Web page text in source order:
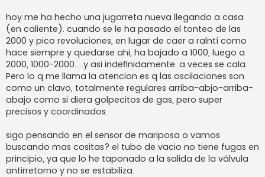
hoy me ha hecho una jugarreta nueva llegando a casa
(en caliente). cuando se le ha pasado el tonteo de las
2000 y pico revoluciones, en lugar de caer a ralntí como
hace siempre y quedarse ahi, ha bajado a 1000, luego a
2000, 1000-2000.....y asi indefinidamente. a veces se cala.
Pero lo q me llama la atencion es q las oscilaciones son
como un clavo, totalmente regulares arriba-abjo-arriba-
abajo como si diera golpecitos de gas, pero super
precisos y coordinados.
sigo pensando en el sensor de mariposa o vamos
buscando mas cositas? el tubo de vacio no tiene fugas en
principio, ya que lo he taponado a la salida de la válvula
antirretorno y no se estabiliza.